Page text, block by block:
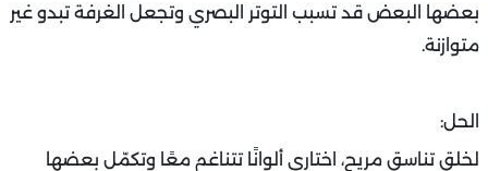
بعضها البعض قد تسبب التوتر البصري وتجعل الغرفة تبدو غير
متوازنة.
الحل:
لخلق تناسق مريح، اختاري ألوانًا تتناغم معًا وتكمّل بعضها